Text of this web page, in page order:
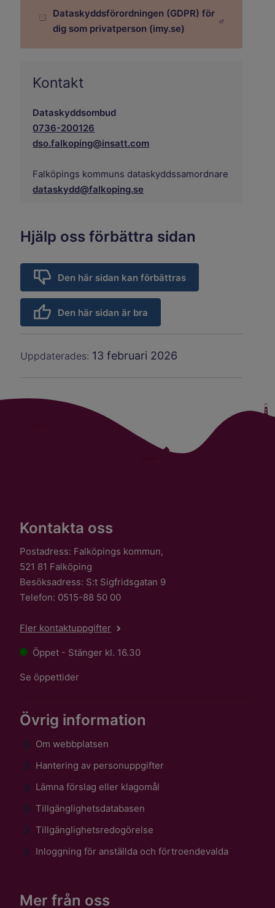
Dataskyddsförordningen (GDPR) för
dig som privatperson (imy.se)
Länk till annan webbplats.
Kontakt
Dataskyddsombud
0736-200126
dso.falkoping@insatt.com
Falköpings kommuns dataskyddssamordnare
dataskydd@falkoping.se
Hjälp oss förbättra sidan
Den här sidan kan förbättras
Den här sidan är bra
Uppdaterades: 13 februari 2026
Kontakta oss
Postadress: Falköpings kommun,
521 81 Falköping
Besöksadress: S:t Sigfridsgatan 9
Telefon: 0515-88 50 00
Fler kontaktuppgifter
Öppet - Stänger kl. 16.30
Se öppettider
Övrig information
Om webbplatsen
Hantering av personuppgifter
Lämna förslag eller klagomål
Tillgänglighetsdatabasen
Tillgänglighetsredogörelse
Inloggning för anställda och förtroendevalda
Mer från oss